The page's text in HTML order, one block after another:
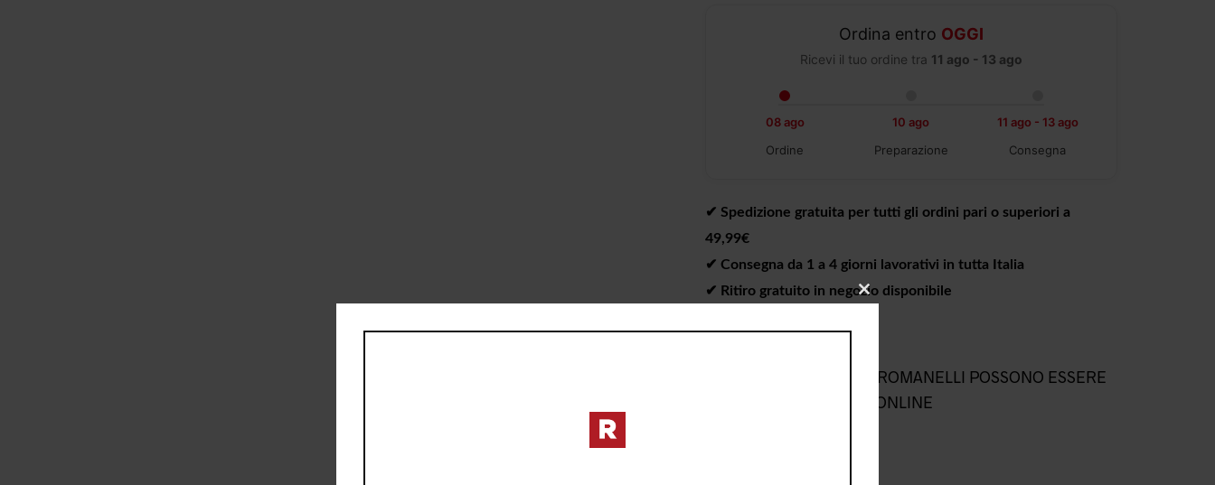
Ordina entro OGGI
Ricevi il tuo ordine tra 11 ago - 13 ago
08 ago
Ordine
10 ago
Preparazione
11 ago - 13 ago
Consegna
✔︎ Spedizione gratuita per tutti gli ordini pari o superiori a
49,99€
✔︎ Consegna da 1 a 4 giorni lavorativi in tutta Italia
✔︎ Ritiro gratuito in negozio disponibile
I PREZZI DEL NEGOZIO ROMANELLI POSSONO ESSERE
DIVERSI DAL NEGOZIO ONLINE
CLOSE